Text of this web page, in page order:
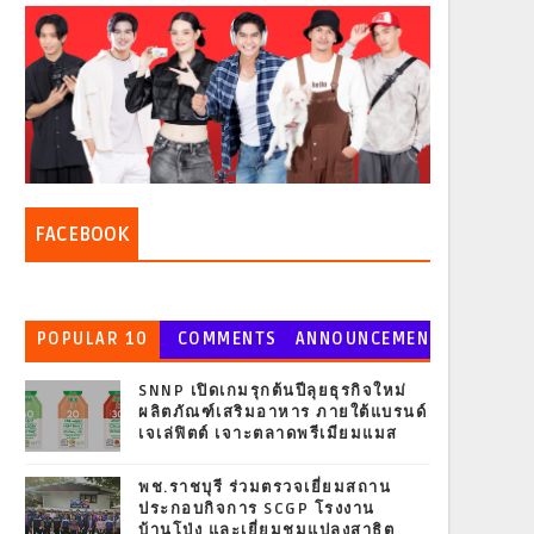
FACEBOOK
POPULAR 10 COMMENTS
ANNOUNCEMEN
T
SNNP เปิดเกมรุกต้นปีลุยธุรกิจใหม่
ผลิตภัณฑ์เสริมอาหาร ภายใต้แบรนด์
เจเล่ฟิตต์ เจาะตลาดพรีเมียมแมส
พช.ราชบุรี ร่วมตรวจเยี่ยมสถาน
ประกอบกิจการ SCGP โรงงาน